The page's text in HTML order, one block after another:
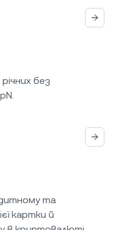
без
та
картки й